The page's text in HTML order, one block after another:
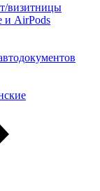
визитницы
и AirPods